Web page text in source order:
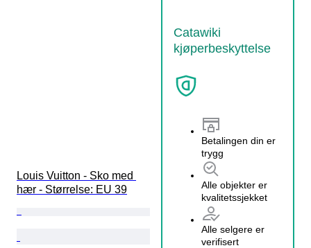
Louis Vuitton - Sko med
hær - Størrelse: EU 39
Catawiki
kjøperbeskyttelse
Betalingen din er
trygg
Alle objekter er
kvalitetssjekket
Alle selgere er
verifisert